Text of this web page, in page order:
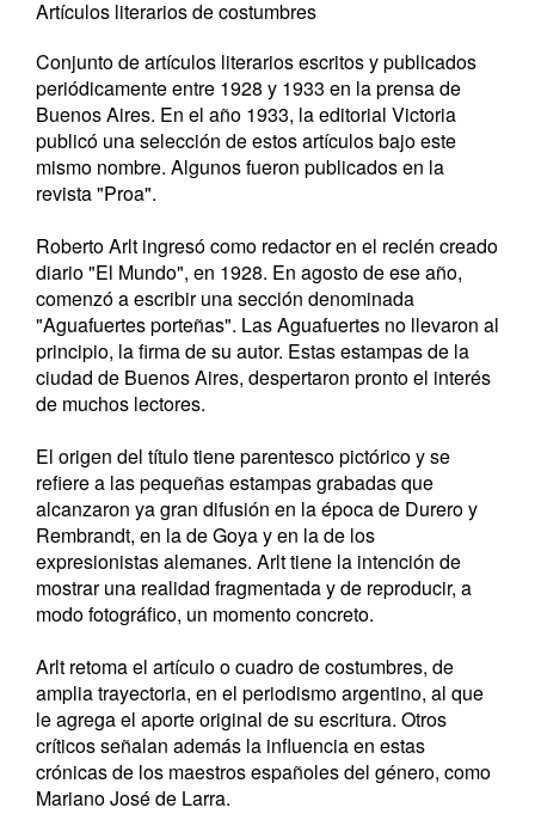
Artículos literarios de costumbres
Conjunto de artículos literarios escritos y publicados
periódicamente entre 1928 y 1933 en la prensa de
Buenos Aires. En el año 1933, la editorial Victoria
publicó una selección de estos artículos bajo este
mismo nombre. Algunos fueron publicados en la
revista "Proa".
Roberto Arlt ingresó como redactor en el recién creado
diario "El Mundo", en 1928. En agosto de ese año,
comenzó a escribir una sección denominada
"Aguafuertes porteñas". Las Aguafuertes no llevaron al
principio, la firma de su autor. Estas estampas de la
ciudad de Buenos Aires, despertaron pronto el interés
de muchos lectores.
El origen del título tiene parentesco pictórico y se
refiere a las pequeñas estampas grabadas que
alcanzaron ya gran difusión en la época de Durero y
Rembrandt, en la de Goya y en la de los
expresionistas alemanes. Arlt tiene la intención de
mostrar una realidad fragmentada y de reproducir, a
modo fotográfico, un momento concreto.
Arlt retoma el artículo o cuadro de costumbres, de
amplia trayectoria, en el periodismo argentino, al que
le agrega el aporte original de su escritura. Otros
críticos señalan además la influencia en estas
crónicas de los maestros españoles del género, como
Mariano José de Larra.